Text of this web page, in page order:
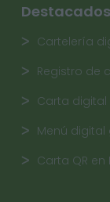
Destacados
Cartelería
Registro de
Carta digital
Menú
Carta QR en